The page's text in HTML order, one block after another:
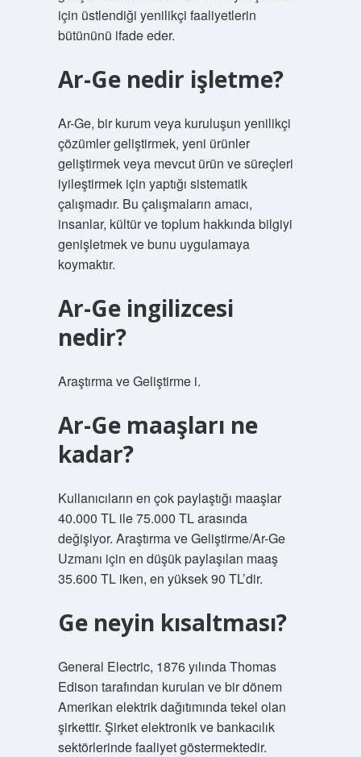
için üstlendiği yenilikçi faaliyetlerin
bütününü ifade eder.
Ar-Ge nedir işletme?
Ar-Ge, bir kurum veya kuruluşun yenilikçi
çözümler geliştirmek, yeni ürünler
geliştirmek veya mevcut ürün ve süreçleri
iyileştirmek için yaptığı sistematik
çalışmadır. Bu çalışmaların amacı,
insanlar, kültür ve toplum hakkında bilgiyi
genişletmek ve bunu uygulamaya
koymaktır.
Ar-Ge ingilizcesi
nedir?
Araştırma ve Geliştirme i.
Ar-Ge maaşları ne
kadar?
Kullanıcıların en çok paylaştığı maaşlar
40.000 TL ile 75.000 TL arasında
değişiyor. Araştırma ve Geliştirme/Ar-Ge
Uzmanı için en düşük paylaşılan maaş
35.600 TL iken, en yüksek 90 TL’dir.
Ge neyin kısaltması?
General Electric, 1876 yılında Thomas
Edison tarafından kurulan ve bir dönem
Amerikan elektrik dağıtımında tekel olan
şirkettir. Şirket elektronik ve bankacılık
sektörlerinde faaliyet göstermektedir.